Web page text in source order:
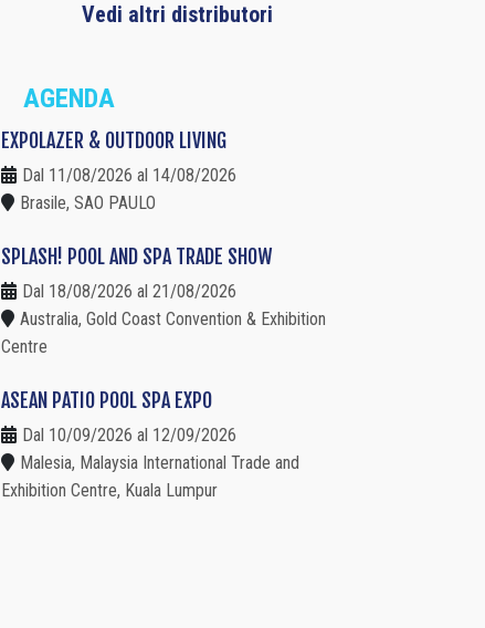
Vedi altri distributori
AGENDA
EXPOLAZER & OUTDOOR LIVING
Dal 11/08/2026 al 14/08/2026
Brasile, SAO PAULO
SPLASH! POOL AND SPA TRADE SHOW
Dal 18/08/2026 al 21/08/2026
Australia, Gold Coast Convention & Exhibition
Centre
ASEAN PATIO POOL SPA EXPO
Dal 10/09/2026 al 12/09/2026
Malesia, Malaysia International Trade and
Exhibition Centre, Kuala Lumpur